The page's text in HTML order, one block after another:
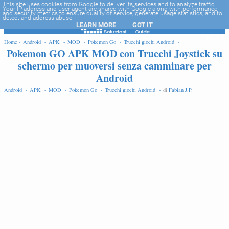
-->
Home - Android - APK - MOD - Pokemon Go - Trucchi giochi Android -
Pokemon GO APK MOD con Trucchi Joystick su
schermo per muoversi senza camminare per
Android
Android - APK - MOD - Pokemon Go - Trucchi giochi Android - di Fabian J.P.
EDIT
This site uses cookies from Google to deliver its services and to analyze traffic.
Your IP address and user-agent are shared with Google along with performance
and security metrics to ensure quality of service, generate usage statistics, and to
detect and address abuse.
LEARN MORE GOT IT